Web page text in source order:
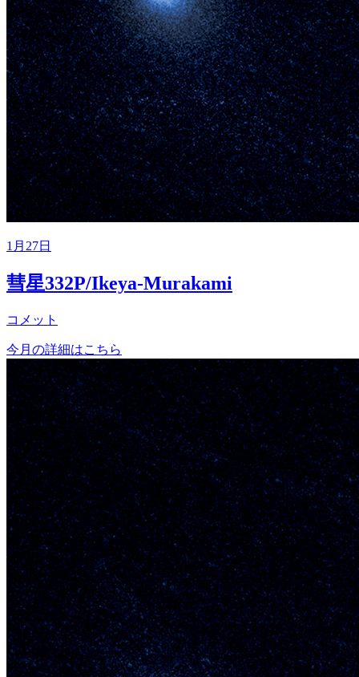
1月27日
彗星332P/Ikeya-Murakami
コメット
今月の詳細はこちら